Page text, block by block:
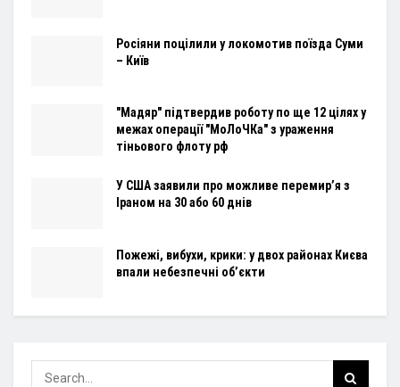
Росіяни поцілили у локомотив поїзда Суми
– Київ
"Мадяр" підтвердив роботу по ще 12 цілях у
межах операції "МоЛоЧКа" з ураження
тіньового флоту рф
У США заявили про можливе перемир’я з
Іраном на 30 або 60 днів
Пожежі, вибухи, крики: у двох районах Києва
впали небезпечні об’єкти